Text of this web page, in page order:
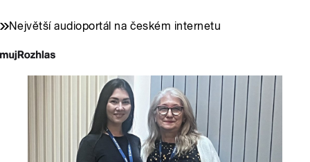
Největší audioportál na českém internetu